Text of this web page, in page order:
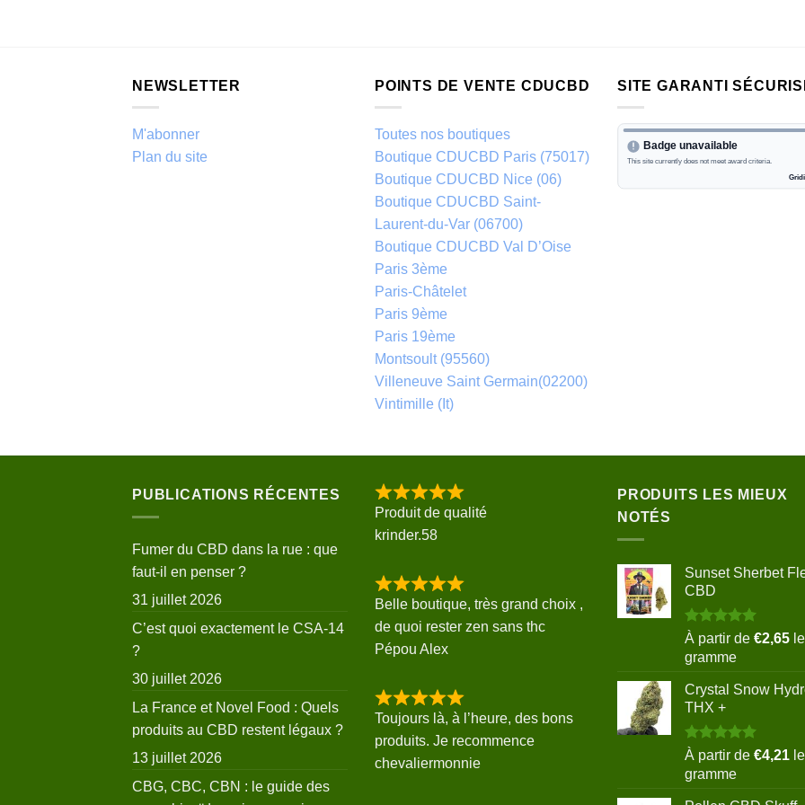
NEWSLETTER
M'abonner
Plan du site
POINTS DE VENTE CDUCBD
Toutes nos boutiques
Boutique CDUCBD Paris (75017)
Boutique CDUCBD Nice (06)
Boutique CDUCBD Saint-
Laurent-du-Var (06700)
Boutique CDUCBD Val D’Oise
Paris 3ème
Paris-Châtelet
Paris 9ème
Paris 19ème
Montsoult (95560)
Villeneuve Saint Germain(02200)
Vintimille (It)
SITE GARANTI
PUBLICATIONS RÉCENTES
Fumer du CBD dans la rue : que
faut-il en penser ?
31 juillet 2026
C’est quoi exactement le CSA-14
?
30 juillet 2026
La France et Novel Food : Quels
produits au CBD restent légaux ?
13 juillet 2026
CBG, CBC, CBN : le guide des
Produit de qualité
krinder.58
Belle boutique, très grand choix ,
de quoi rester zen sans thc
Pépou Alex
Toujours là, à l’heure, des bons
produits. Je recommence
chevaliermonnie
PRODUITS LES MIEUX
NOTÉS
Sunset Sherbet
CBD
Note5.00
sur 5
À partir de €2,65 le
gramme
Crystal Snow
THX +
Note5.00
sur 5
À partir de €4,21 le
gramme